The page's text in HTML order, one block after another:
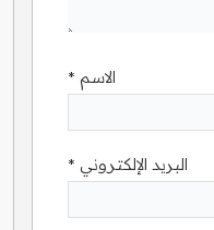
الاسم *
البريد الإلكتروني *